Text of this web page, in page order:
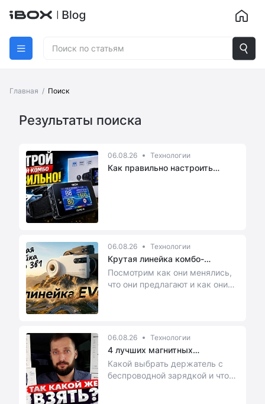
Главная / Поиск
Результаты поиска
06.08.26 Технологии
Как правильно настроить
06.08.26 Технологии
Крутая линейка комбо-
устройств: ...
Посмотрим как они менялись,
что они предлагают и как они
06.08.26 Технологии
4 лучших магнитных
автодержателе...
Какой выбрать держатель с
беспроводной зарядкой и чтоб